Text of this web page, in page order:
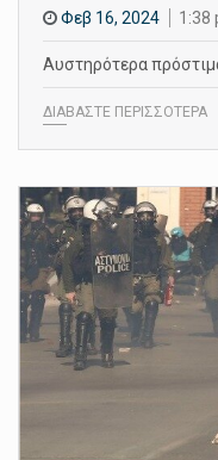
Φεβ 16, 2024 1:38
Αυστηρότερα
ΔΙΑΒΑΣΤΕ ΠΕΡΙΣΣΟΤΕΡΑ